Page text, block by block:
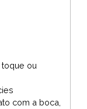
ou
com a boca,